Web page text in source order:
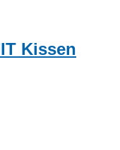
Kissen